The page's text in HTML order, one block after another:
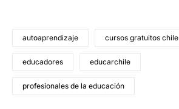
autoaprendizaje cursos gratuitos chile
educadores educarchile
profesionales de la educación